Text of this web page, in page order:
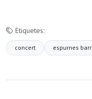
Etiquetes:
concert espurnes